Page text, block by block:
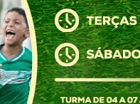
Em Itapuã do Oeste,
terá sábado (8) de
quase 30 anos de espera,
estreia na